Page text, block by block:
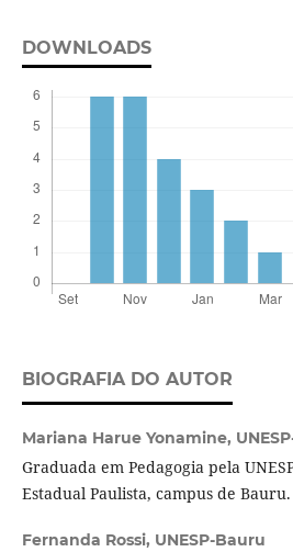
DOWNLOADS
BIOGRAFIA DO AUTOR
Mariana Harue Yonamine,
Graduada em Pedagogia pela
Estadual Paulista, campus de Bauru.
Fernanda Rossi, UNESP-Bauru